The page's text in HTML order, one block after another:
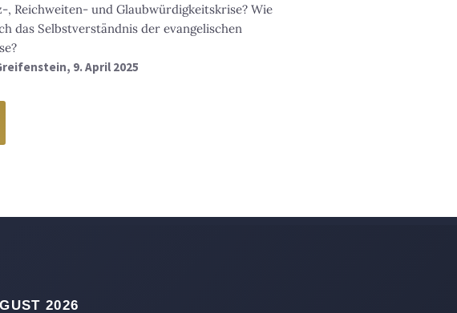
, Reichweiten- und Glaubwürdigkeitskrise? Wie
das Selbstverständnis der evangelischen
, 9. April 2025
2026